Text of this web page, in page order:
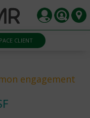
CLIENT
engagement